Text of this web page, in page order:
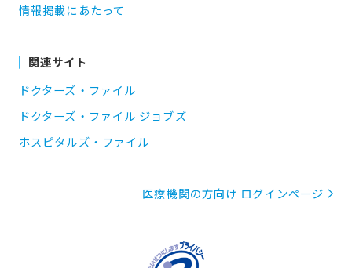
情報掲載にあたって
関連サイト
ドクターズ・ファイル
ドクターズ・ファイル ジョブズ
ホスピタルズ・ファイル
医療機関の方向け ログインページ